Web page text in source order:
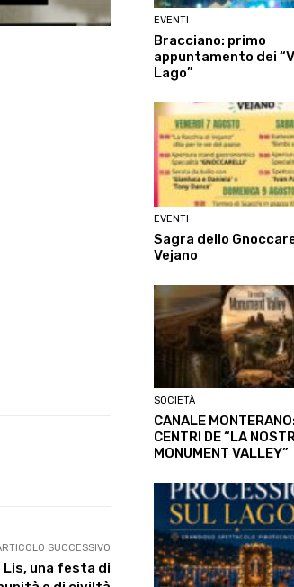
Linkedin ReddIt
SUCCESSIVO
una festa di
EVENTI
Bracciano: primo
appuntamento dei
Lago”
EVENTI
Sagra dello
Vejano
SOCIETÀ
CANALE
CENTRI DE “LA
MONUMENT VALLEY”